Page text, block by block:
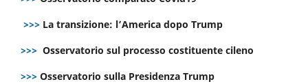
>>> La transizione: l’America dopo Trump
>>> Osservatorio sul processo costituente cileno
>>> Osservatorio sulla Presidenza Trump